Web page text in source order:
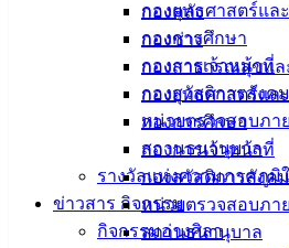
กองยุทธศาสตร์แล
กองการศึกษา
กองการเจ้าหน้าที่
กองสวัสดิการสังคม
หน่วยตรวจสอบภา
สถานธนานุบาล
รางวัลแห่งความภาคภูมิ
ข่าวสาร กิจกรรม
กิจกรรมอ่างศิลา
กองคลัง
กองช่าง
กองสาธารณสุขแล
กองยุทธศาสตร์แล
กองการศึกษา
กองการเจ้าหน้าที่
กองสวัสดิการสังคม
หน่วยตรวจสอบภา
สถานธนานุบาล
คำถาม-คำตอบ จากแ
พระราชบัญญัติการอำน
พิจารณาอนุญาตของทางราชการ พ.
หน่วยงานรัฐ และ เอก
DOPA-Digital ID ยื่นขออนุญาตได้จา
25 เม.ย. 2566 นโยบายคุ้มครองข้อมู
04 ม.ค. 2566 พระราชบัญญัติการปฏิบั
อิเล็กทรอนิกส์ พ.ศ.๒๕๖๕